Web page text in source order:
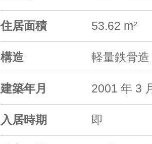
住居面積 53.62 m²
構造 軽量鉄骨
建築年月 2001 年
入居時期 即